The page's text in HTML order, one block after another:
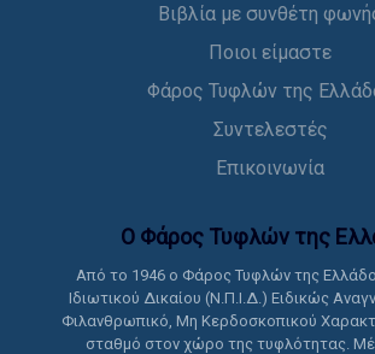
Βιβλία με συνθέτη
Ποιοι είμαστε
Φάρος Τυφλών της
Συντελεστές
Επικοινωνία
Ο Φάρος Τυφλών της
Από το 1946 ο Φάρος Τυφλών της
Ιδιωτικού Δικαίου (Ν.Π.Ι.Δ.) Ειδικώς
Φιλανθρωπικό, Μη Κερδοσκοπικού
σταθμό στον χώρο της τυφλότητας.